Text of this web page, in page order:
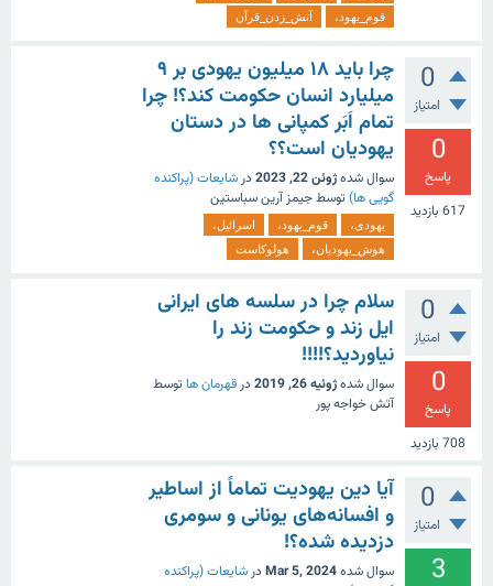
قوم_یهود،
آتش_زدن_قرآن
0
امتیاز
0
پاسخ
617 بازدید
چرا باید ۱۸ میلیون یهودی بر ۹
میلیارد انسان حکومت کند؟! چرا
تمام اَبَر کمپانی ها در دستان
یهودیان است؟؟
سوال شدهژوئن 22, 2023 در شایعات (پراکنده
گویی ها) توسطجیمز آرین سباستین
یهودی، قوم_یهود،
اسرائیل،
هوش_یهودیان،
هولوکاست
0
امتیاز
0
پاسخ
708 بازدید
سلام چرا در سلسه های ایرانی
ایل زند و حکومت زند را
نیاوردید؟!!!!
سوال شدهژوئیه 26, 2019 در قهرمان ها توسط
آتش خواجه پور
0
امتیاز
3
آیا دین یهودیت تماماً از اساطیر
و افسانه‌های یونانی و سومری
دزدیده شده؟!
سوال شدهMar 5, 2024 در شایعات (پراکنده